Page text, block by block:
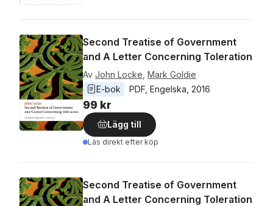
Second Treatise of Government
and A Letter Concerning Toleration
Av John Locke Mark Goldie
E-bok
PDF Engelska 2016
99 kr
Lägg till
Läs direkt efter köp
Second Treatise of Government
and A Letter Concerning Toleration